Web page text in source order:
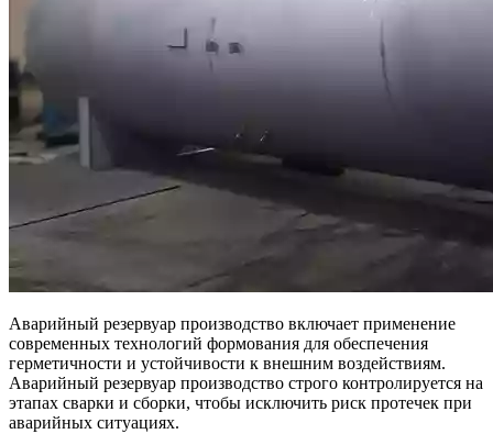
Аварийный резервуар производство включает применение
современных технологий формования для обеспечения
герметичности и устойчивости к внешним воздействиям.
Аварийный резервуар производство строго контролируется на
этапах сварки и сборки, чтобы исключить риск протечек при
аварийных ситуациях.